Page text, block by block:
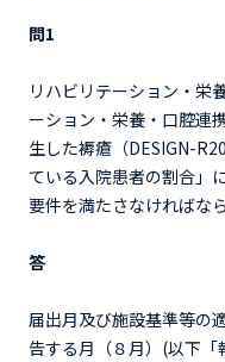
問1
リハビリテーション・栄
ーション・栄養・口腔連
生した褥瘡（DESIGN-
ている入院患者の割合」
要件を満たさなければな
答
届出月及び施設基準等の
告する月（８月）(以下